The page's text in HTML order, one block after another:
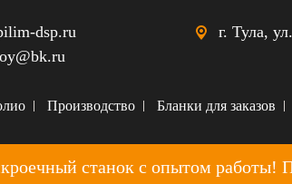
dsp.ru
г. Тула,
Производство Бланки для заказов
станок с опытом работы!